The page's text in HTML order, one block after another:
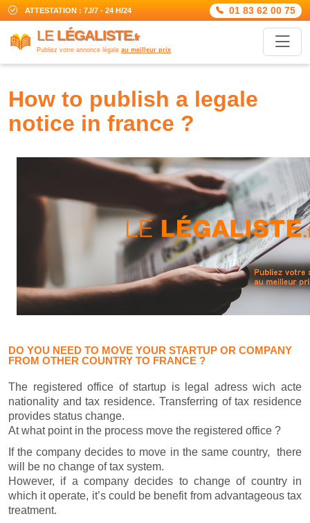
ATTESTATION : 7J/7 - 24 H/24 01 83 62 00 75
LE LÉGALISTE.fr
Publiez votre annonce légale au meilleur prix
how to publish a legale
notice in france ?
DO YOU NEED TO MOVE YOUR STARTUP OR COMPANY
FROM OTHER COUNTRY TO FRANCE ?
The registered office of startup is legal adress wich acte
nationality and tax residence. Transferring of tax residence
provides status change.
At what point in the process move the registered office ?
If the company decides to move in the same country, there
will be no change of tax system.
However, if a company decides to change of country in
which it operate, it’s could be benefit from advantageous tax
treatment.